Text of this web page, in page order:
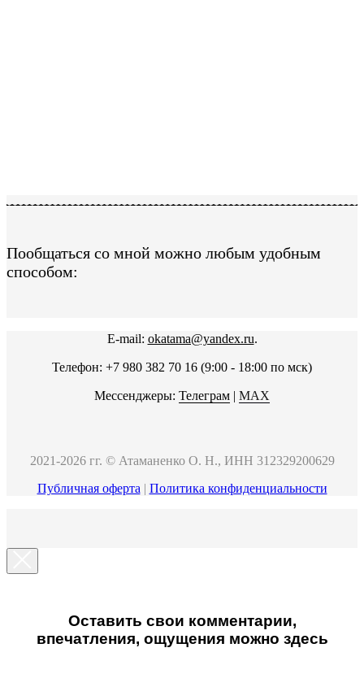
Пообщаться со мной можно любым удобным
способом:
E-mail: okatama@yandex.ru.
Телефон: +7 980 382 70 16 (9:00 - 18:00 по мск)
Мессенджеры: Телеграм | MAX
2021-2026 гг. © Атаманенко О. Н., ИНН 312329200629
Публичная оферта | Политика конфиденциальности
Оставить свои комментарии,
впечатления, ощущения можно здесь